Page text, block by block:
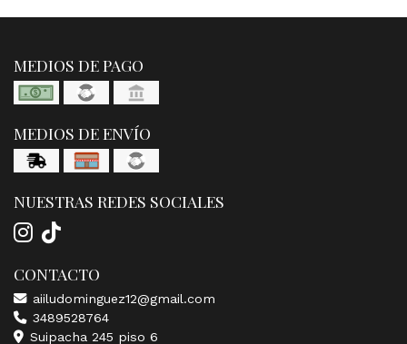
MEDIOS DE PAGO
MEDIOS DE ENVÍO
NUESTRAS REDES SOCIALES
CONTACTO
aiiludominguez12@gmail.com
3489528764
Suipacha 245 piso 6